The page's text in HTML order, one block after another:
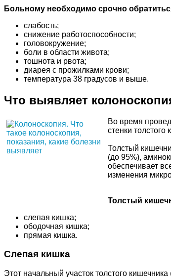
Больному необходимо срочно
слабость;
снижение работоспособности;
головокружение;
боли в области живота;
тошнота и рвота;
диарея с прожилками крови;
температура 38 градусов и выше.
Что выявляет
Во время
стенки толстого
Толстый
(до 95%),
обеспечивает
изменения
Толстый
слепая кишка;
ободочная кишка;
прямая кишка.
Слепая кишка
Этот начальный участок толстого